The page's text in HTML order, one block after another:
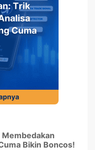
Bikin Boncos!